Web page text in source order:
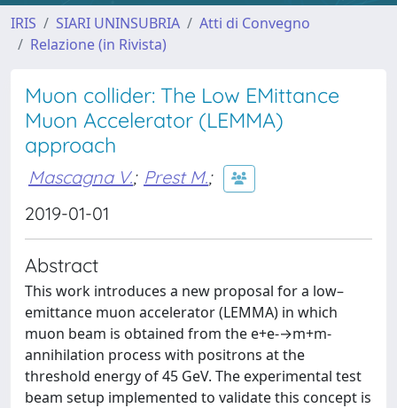
IRIS SIARI UNINSUBRIA
Atti di Convegno
Relazione (in Rivista)
Muon collider: The Low EMittance
Muon Accelerator (LEMMA)
approach
Mascagna V.; Prest M.;
2019-01-01
Abstract
This work introduces a new proposal for a low–
emittance muon accelerator (LEMMA) in which
muon beam is obtained from the e+e-→m+m-
annihilation process with positrons at the
threshold energy of 45 GeV. The experimental test
beam setup implemented to validate this concept is